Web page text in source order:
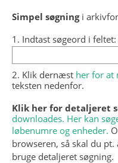
Simpel søgningi
1. Indtast søgeord i feltet:
2. Klik dernæst her for at
teksten nedenfor.
Klik her for detaljeret
downloades. Her kan
løbenumre og enheder.
browseren, så skal du
bruge detaljeret søgning.